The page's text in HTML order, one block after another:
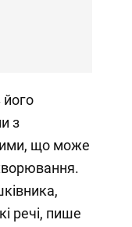
його
з
що може
речі, пише